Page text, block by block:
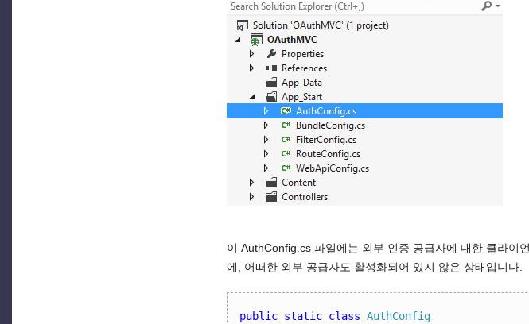
이 AuthConfig.cs 파일에는 외부 인증 공급자에 대한 클라이
에, 어떠한 외부 공급자도 활성화되어 있지 않은 상태입니다.
public static class AuthConfig